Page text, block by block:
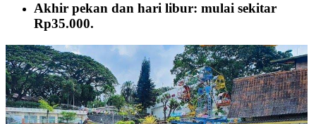
Akhir pekan dan hari libur: mulai sekitar
Rp35.000.